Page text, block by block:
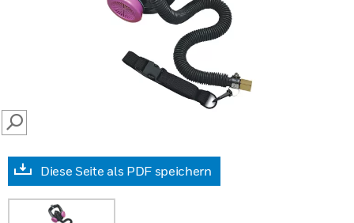
SEARCH
Diese Seite als PDF speichern